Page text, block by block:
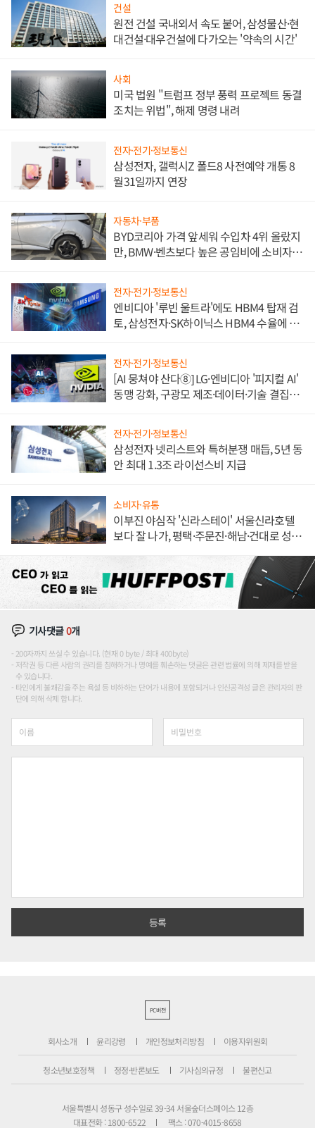
건설
원전 건설 국내외서 속도 붙어, 삼성물산·현
대건설·대우건설에 다가오는 '약속의 시간'
사회
미국 법원 "트럼프 정부 풍력 프로젝트 동결
조치는 위법", 해제 명령 내려
전자·전기·정보통신
삼성전자, 갤럭시Z 폴드8 사전예약 개통 8
월31일까지 연장
자동차·부품
BYD코리아 가격 앞세워 수입차 4위 올랐지
만, BMW·벤츠보다 높은 공임비에 소비자
전자·전기·정보통신
엔비디아 '루빈 울트라'에도 HBM4 탑재 검
토, 삼성전자·SK하이닉스 HBM4 수율에 주
전자·전기·정보통신
[AI 뭉쳐야 산다⑧] LG·엔비디아 '피지컬 AI'
동맹 강화, 구광모 제조·데이터·기술 결집
전자·전기·정보통신
삼성전자 넷리스트와 특허분쟁 매듭, 5년 동
안 최대 1.3조 라이선스비 지급
소비자·유통
이부진 야심작 '신라스테이' 서울신라호텔
보다 잘 나가, 평택·주문진·해남·건대로 성
기사댓글0개
200자까지 쓰실 수 있습니다. (현재 0 byte / 최대 400byte)
저작권 등 다른 사람의 권리를 침해하거나 명예를 훼손하는 댓글은 관련 법률에 의해 제재를 받을
수 있습니다.
타인에게 불쾌감을 주는 욕설 등 비하하는 단어가 내용에 포함되거나 인신공격성 글은 관리자의 판
단에 의해 삭제 합니다.
PC버전
회사소개 윤리강령 개인정보처리방침 이용자위원회
청소년보호정책 정정·반론보도 기사심의규정 불편신고
서울특별시 성동구 성수일로 39-34 서울숲더스페이스 12층
대표전화 : 1800-6522
팩스 : 070-4015-8658